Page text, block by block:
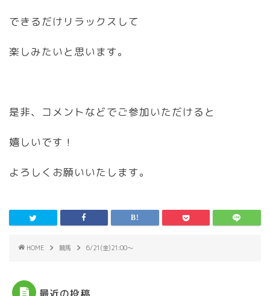
できるだけリラックスして
楽しみたいと思います。
是非、コメントなどでご参加いただけると
嬉しいです！
よろしくお願いいたします。
HOME 競馬 6/21(金)21:00〜
最近の投稿